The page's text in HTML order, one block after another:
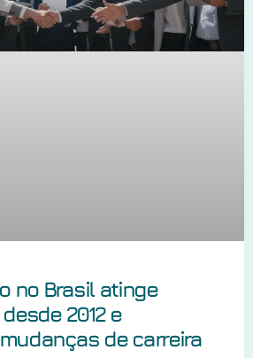
no Brasil atinge
2012 e
de carreira